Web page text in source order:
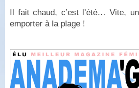
Il fait chaud, c’est l’été… Vite,
emporter à la plage !